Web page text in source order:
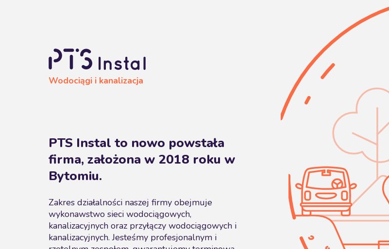
Wodociągi i kanalizacja
PTS Instal to nowo powstała
firma, założona w 2018 roku w
Bytomiu.
Zakres działalności naszej firmy obejmuje
wykonawstwo sieci wodociągowych,
kanalizacyjnych oraz przyłączy wodociągowych i
kanalizacyjnych. Jesteśmy profesjonalnym i